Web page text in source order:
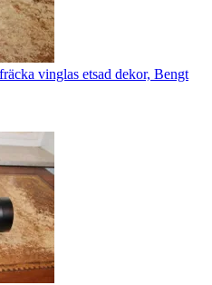
vinglas etsad dekor, Bengt